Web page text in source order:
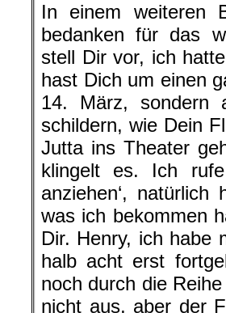
In einem weiteren
bedanken für das
stell Dir vor, ich
hast Dich um einen
14. März, sondern
schildern, wie Dein
Jutta ins Theater
klingelt es. Ich
anziehen‘,
was ich bekommen
Dir. Henry, ich habe
halb acht erst
noch durch die
nicht aus, aber der